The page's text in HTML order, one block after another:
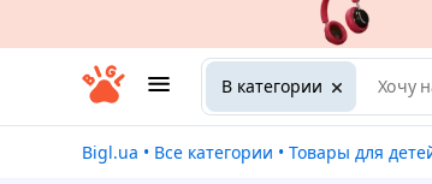
В категории
Bigl.ua • Все категории • Товары для